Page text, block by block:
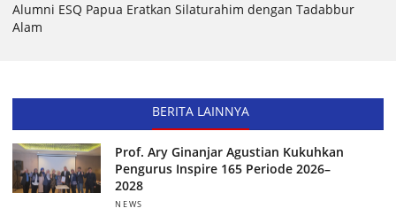
Alumni ESQ Papua Eratkan Silaturahim dengan Tadabbur
Alam
BERITA LAINNYA
Prof. Ary Ginanjar Agustian Kukuhkan
Pengurus Inspire 165 Periode 2026–
2028
NEWS